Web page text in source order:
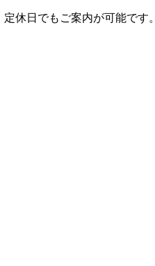
休日でもご案内が可能です。